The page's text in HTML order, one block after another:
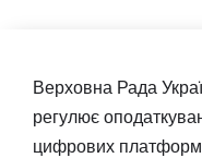
Верховна Рада
регулює
цифрових